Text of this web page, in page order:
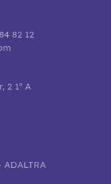
82 12
2 1º A